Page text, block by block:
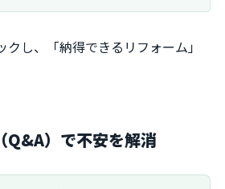
クし、「納得できるリフォーム」
Q&A）で不安を解消